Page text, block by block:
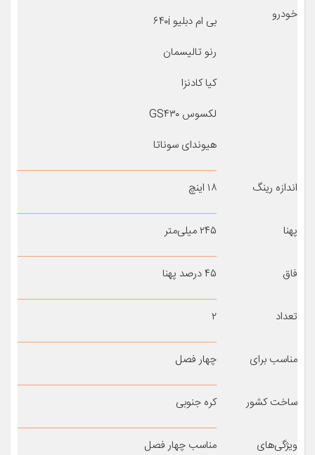
خودرو
بی ام دبلیو ۶۴۰i
رنو تالیسمان
کیا کادنزا
لکسوس GS۴۳۰
هیوندای سوناتا
اندازه رینگ ۱۸ اینچ
پهنا ۲۴۵ میلی‌متر
فاق ۴۵ درصد پهنا
تعداد ۲
مناسب برای چهار فصل
ساخت کشور کره جنوبی
ویژگی‌های
مناسب چهار فصل